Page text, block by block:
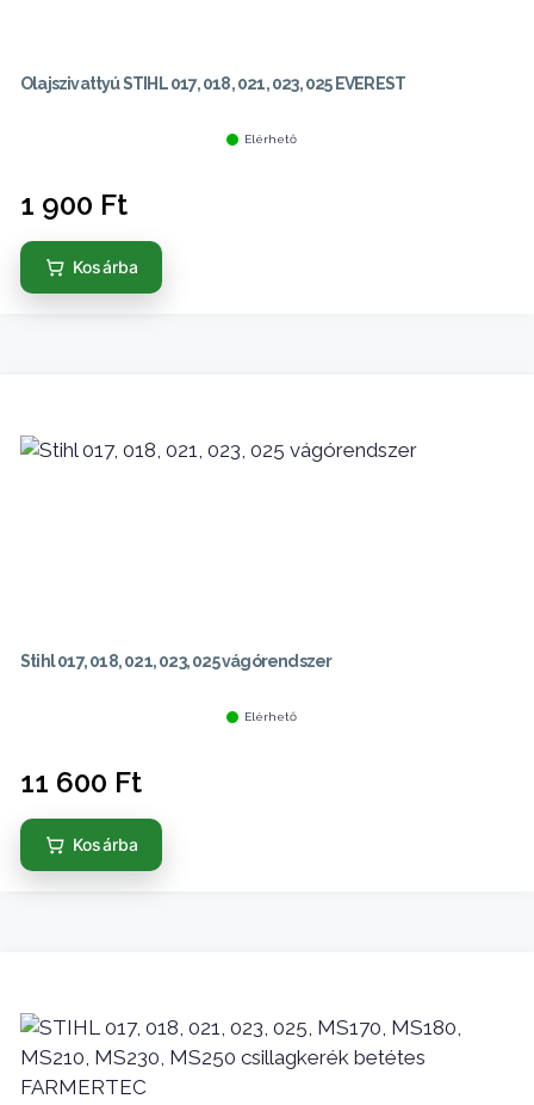
Olajszivattyú STIHL 017, 018, 021, 023, 025 EVEREST
Elérhető
1 900 Ft
Kosárba
Stihl 017, 018, 021, 023, 025 vágórendszer
Elérhető
11 600 Ft
Kosárba